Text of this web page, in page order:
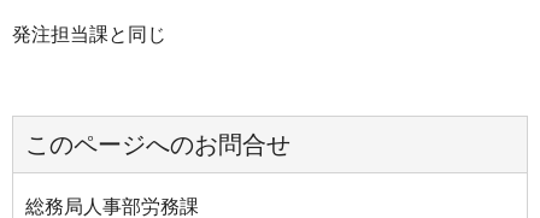
発注担当課と同じ
このページへのお問合せ
総務局人事部労務課